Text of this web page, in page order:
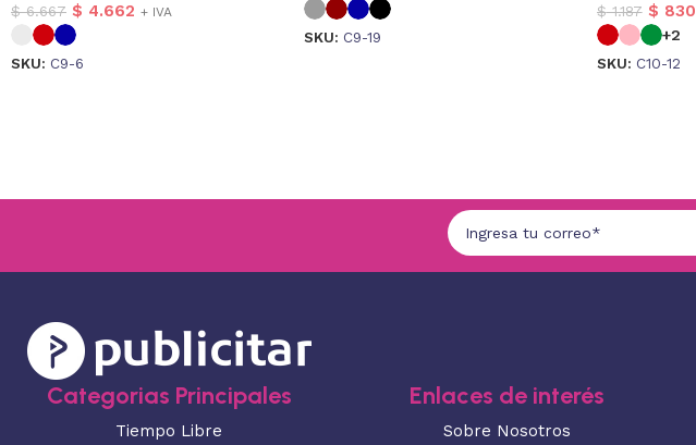
$6.667 $ 4.662 + IVA
SKU: C9-6
SKU: C9-19
$1.187 $ 830
+2
SKU: C10-12
Categorias Principales
Tiempo Libre
Enlaces de interés
Sobre Nosotros